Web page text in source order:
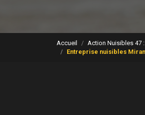
Accueil Action Nuisibles 47
Entreprise nuisibles